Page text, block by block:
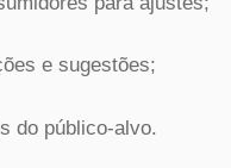
e sugestões;
do público-alvo.